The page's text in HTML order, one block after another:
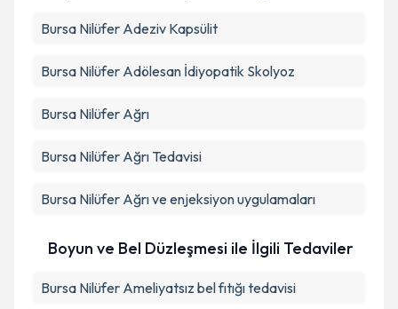
Bursa Nilüfer Adeziv Kapsülit
Bursa Nilüfer Adölesan İdiyopatik Skolyoz
Bursa Nilüfer Ağrı
Bursa Nilüfer Ağrı Tedavisi
Bursa Nilüfer Ağrı ve enjeksiyon uygulamaları
Boyun ve Bel Düzleşmesi ile İlgili Tedaviler
Bursa Nilüfer Ameliyatsız bel fıtığı tedavisi